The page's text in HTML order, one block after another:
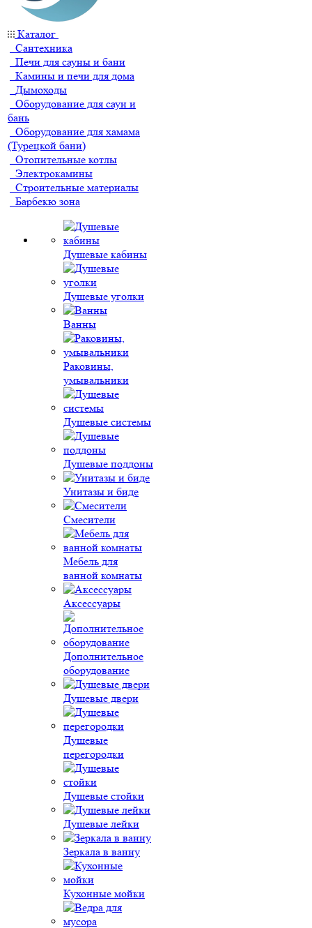
Каталог
Сантехника
Печи для сауны и бани
Камины и печи для дома
Дымоходы
Оборудование для саун и
бань
Оборудование для хамама
(Турецкой бани)
Отопительные котлы
Электрокамины
Строительные материалы
Барбекю зона
Душевые кабины
Душевые уголки
Ванны
Раковины,
умывальники
Душевые системы
Душевые поддоны
Унитазы и биде
Смесители
Мебель для
ванной комнаты
Аксессуары
Дополнительное
оборудование
Душевые двери
Душевые
перегородки
Душевые стойки
Душевые лейки
Зеркала в ванну
Кухонные мойки